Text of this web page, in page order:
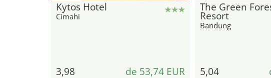
Kytos Hotel
Cimahi
3,98 de 53,74 EUR
The Green
Resort
Bandung
5,04